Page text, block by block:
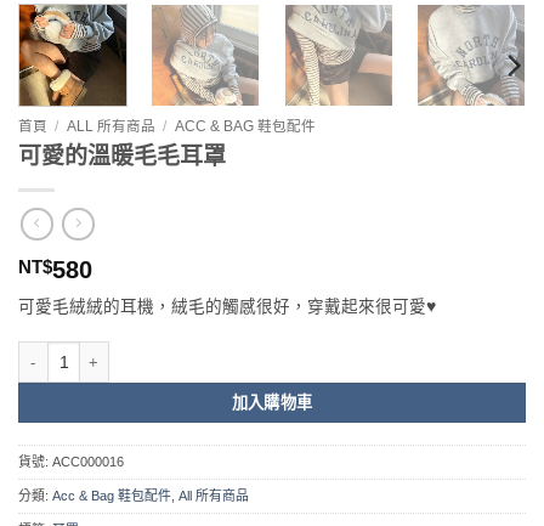
首頁 / ALL 所有商品 / ACC & BAG 鞋包配件
可愛的溫暖毛毛耳罩
NT$580
可愛毛絨絨的耳機，絨毛的觸感很好，穿戴起來很可愛♥
加入購物車
貨號: ACC000016
分類: Acc & Bag 鞋包配件 All 所有商品